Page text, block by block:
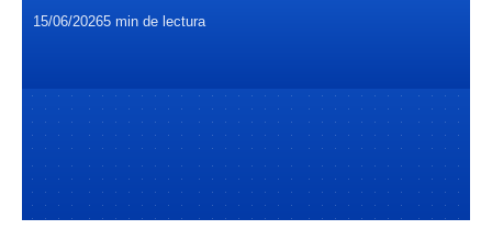
15/06/20265 min de lectura